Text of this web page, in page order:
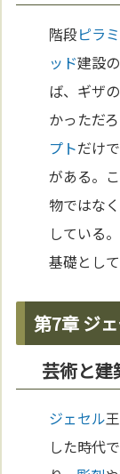
階段ピラ
ッド建設
ば、ギザ
かっただ
プトだけ
がある。
物ではな
している
基礎とし
第7章 ジ
芸術と建
ジェセル
した時代